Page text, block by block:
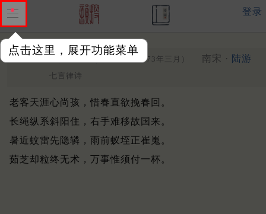
点击这里，展开功能菜单
登录
春晚书怀三首 其三 （1173年三月） 南宋 · 陆游
七言律诗
老客天涯心尚孩，惜春直欲挽春回。
长绳纵系斜阳住，右手难移故国来。
暑近蚊雷先隐辚，雨前蚁垤正崔嵬。
茹芝却粒终无术，万事惟须付一杯。